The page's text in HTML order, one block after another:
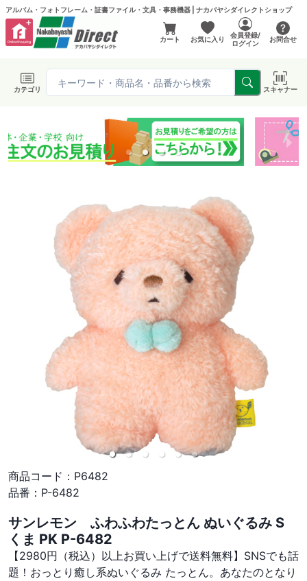
アルバム・フォトフレーム・証書ファイル・文具・事務機器 | ナカバヤシダイレクトショップ
カート お気に入り
会員登録/
ログイン
お問合せ
カテゴリ スキャナー
商品コード： P6482
品番： P-6482
サンレモン ふわふわたっとん ぬいぐるみ S
くま PK P-6482
【2980円（税込）以上お買い上げで送料無料】SNSでも話
題！おっとり癒し系ぬいぐるみ たっとん。あなたのとなり